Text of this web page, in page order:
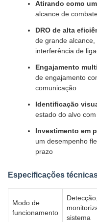
Atirando como
alcance de
DRO de alta
de grande
interferência de
Engajamento
de engajamento
comunicação
Identificação
estado do alvo
Investimento em
um desempenho
prazo
Especificações
Modo de
funcionamento
sistema